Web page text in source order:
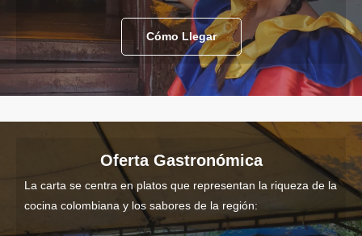
Cómo Llegar
Oferta Gastronómica
La carta se centra en platos que representan la riqueza de la
cocina colombiana y los sabores de la región: